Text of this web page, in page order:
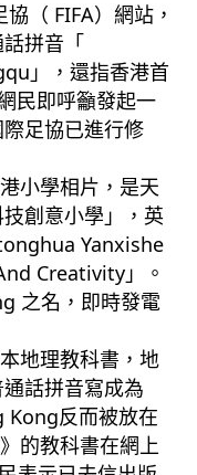
（ FIFA）網站，
拼音「
」，還指香港首
民即呼籲發起一
足協已進行修
小學相片，是天
創意小學」，英
Yanxishe
Creativity」。
之名，即時發電
地理教科書，地
話拼音寫成為
Kong反而被放在
的教科書在網上